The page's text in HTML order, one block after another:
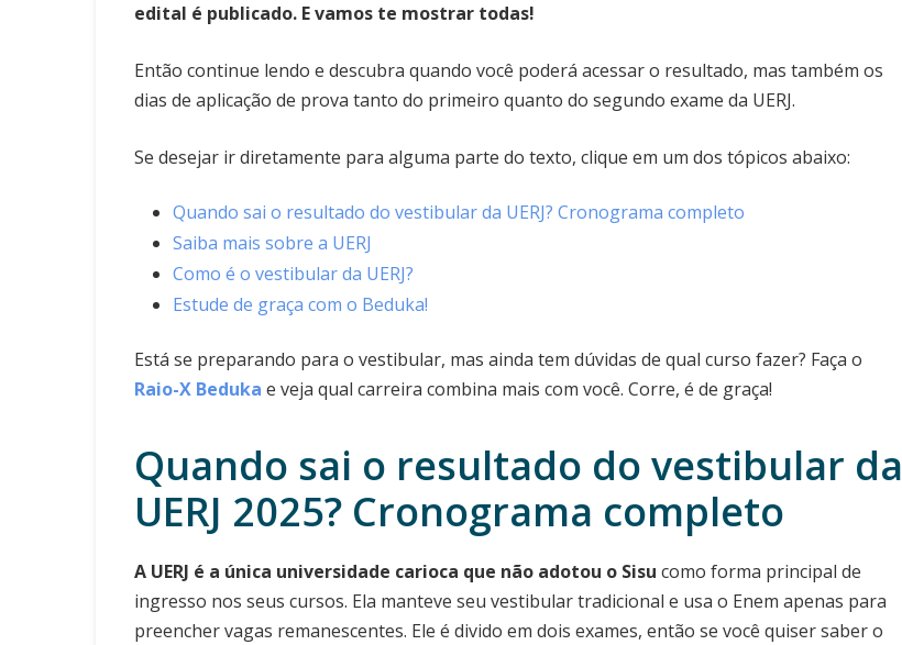
edital é publicado. E vamos te mostrar todas!
Então continue lendo e descubra quando você poderá acessar o resultado, mas também os
dias de aplicação de prova tanto do primeiro quanto do segundo exame da UERJ.
Se desejar ir diretamente para alguma parte do texto, clique em um dos tópicos abaixo:
Quando sai o resultado do vestibular da UERJ? Cronograma completo
Saiba mais sobre a UERJ
Como é o vestibular da UERJ?
Estude de graça com o Beduka!
Está se preparando para o vestibular, mas ainda tem dúvidas de qual curso fazer? Faça o
Raio-X Beduka e veja qual carreira combina mais com você. Corre, é de graça!
Quando sai o resultado do vestibular da
UERJ 2025? Cronograma completo
A UERJ é a única universidade carioca que não adotou o Sisu como forma principal de
ingresso nos seus cursos. Ela manteve seu vestibular tradicional e usa o Enem apenas para
preencher vagas remanescentes. Ele é divido em dois exames, então se você quiser saber o